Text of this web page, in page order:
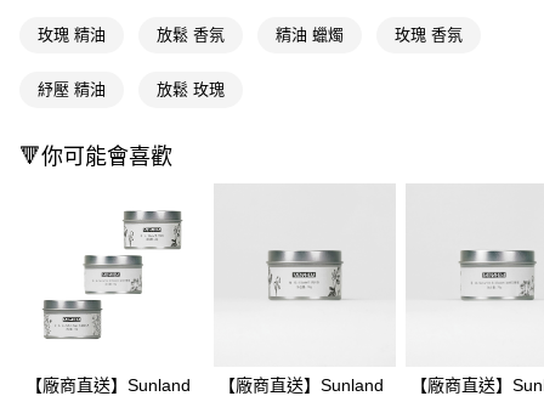
結帳頁面，進行簡訊認證並確認金額後，即可完成結帳。
３．收到繳費通知簡訊後14天內，點擊此簡訊中的連結，可透過四大超商／
ATM／網路銀行／等多元方式進行付款，方視為交易完成。
購買商品的店家。未經商家同意取消之訂單仍視為有效，需透過AFTEE先享
後付繳納相關費用。
※ 交易是否成功請以「AFTEE先享後付 」之結帳頁面顯示為準，若有關於
是否繳費成功／繳費後需取消欲退款等相關疑問，請聯繫「AFTEE先享後付
客戶支援中心」https://netprotections.freshdesk.com/support/home
【注意事項】
１．透過由恩沛科技股份有限公司提供之「AFTEE先享後付」服務完成之交
易，需依本服務之必要範圍內提供個人資料，並將交易相關給付款項請求債
權轉讓予恩沛科技股份有限公司。
https://aftee.tw/terms/#terms3
玫瑰 精油 放鬆 香氛 精油 蠟燭 玫瑰 香氛
紓壓 精油 放鬆 玫瑰
🔻你可能會喜歡
【廠商直送】Sunland
【廠商直送】Sunland
【廠商直送】